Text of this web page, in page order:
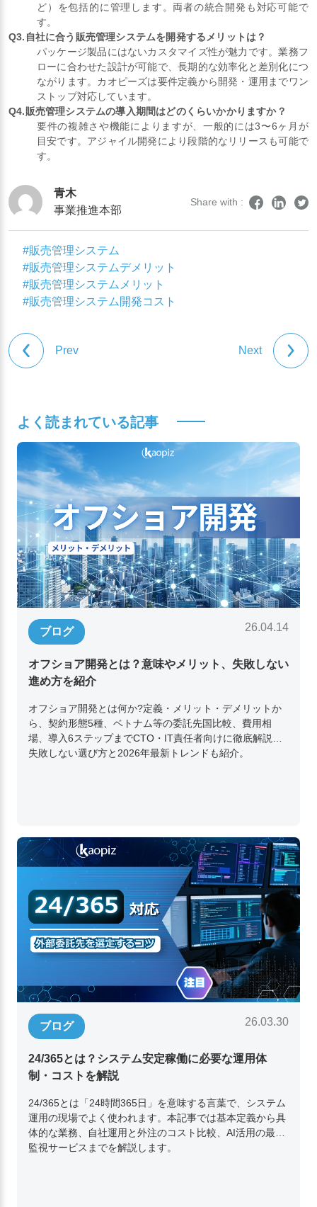
ど）を包括的に管理します。両者の統合開発も対応可能で
す。
Q3.自社に合う販売管理システムを開発するメリットは？
パッケージ製品にはないカスタマイズ性が魅力です。業務フ
ローに合わせた設計が可能で、長期的な効率化と差別化につ
ながります。カオピーズは要件定義から開発・運用までワン
ストップ対応しています。
Q4.販売管理システムの導入期間はどのくらいかかりますか？
要件の複雑さや機能によりますが、一般的には3〜6ヶ月が
目安です。アジャイル開発により段階的なリリースも可能で
す。
青木
事業推進本部
Share with :
#販売管理システム
#販売管理システムデメリット
#販売管理システムメリット
#販売管理システム開発コスト
Prev Next
よく読まれている記事
ブログ 26.04.14
オフショア開発とは？意味やメリット、失敗しない
進め方を紹介
オフショア開発とは何か?定義・メリット・デメリットか
ら、契約形態5種、ベトナム等の委託先国比較、費用相
場、導入6ステップまでCTO・IT責任者向けに徹底解説。
失敗しない選び方と2026年最新トレンドも紹介。
ブログ 26.03.30
24/365とは？システム安定稼働に必要な運用体
制・コストを解説
24/365とは「24時間365日」を意味する言葉で、システム
運用の現場でよく使われます。本記事では基本定義から具
体的な業務、自社運用と外注のコスト比較、AI活用の最新
監視サービスまでを解説します。